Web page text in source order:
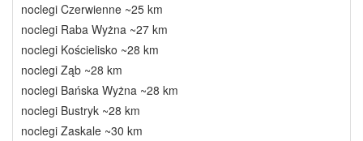
noclegi Czerwienne ~25 km
noclegi Raba Wyżna ~27 km
noclegi Kościelisko ~28 km
noclegi Ząb ~28 km
noclegi Bańska Wyżna ~28 km
noclegi Bustryk ~28 km
noclegi Zaskale ~30 km